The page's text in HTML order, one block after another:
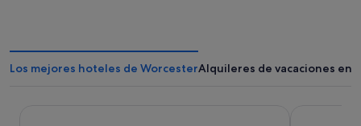
Los mejores hoteles de WorcesterAlquileres de vacaciones en